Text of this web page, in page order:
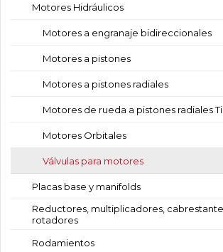
Motores Hidráulicos
Motores a engranaje bidireccionales
Motores a pistones
Motores a pistones radiales
Motores de rueda a pistones radiales
Motores Orbitales
Válvulas para motores
Placas base y manifolds
Reductores, multiplicadores,
rotadores
Rodamientos